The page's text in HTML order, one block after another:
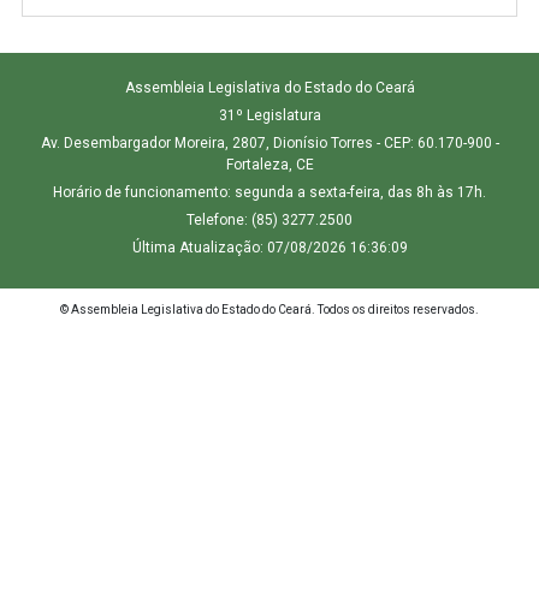
Assembleia Legislativa do Estado do Ceará
31º Legislatura
Av. Desembargador Moreira, 2807, Dionísio Torres - CEP: 60.170-900 -
Fortaleza, CE
Horário de funcionamento: segunda a sexta-feira, das 8h às 17h.
Telefone: (85) 3277.2500
Última Atualização: 07/08/2026 16:36:09
© Assembleia Legislativa do Estado do Ceará. Todos os direitos reservados.